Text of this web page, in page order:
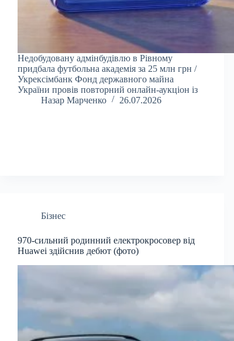
Недобудовану адмінбудівлю в Рівному
придбала футбольна академія за 25 млн грн /
Укрексімбанк Фонд державного майна
України провів повторний онлайн-аукціон із
Назар Марченко
26.07.2026
Бізнес
970-сильний родинний електрокросовер від
Huawei здійснив дебют (фото)